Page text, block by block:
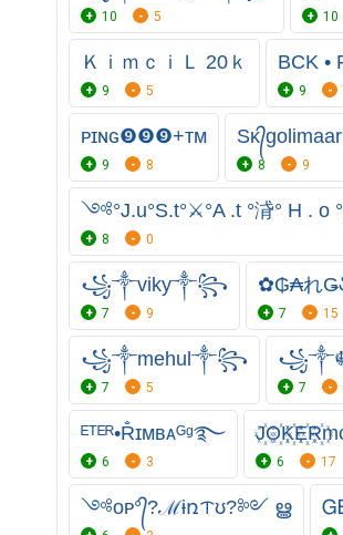
10 5 10
ＫｉｍｃｉＬ 20ｋ
9 5
BCK •
9
ᴘɪɴɢ❾❾❾+ㅤᴛᴍㅤ
9 8
Sᴋ᭄golimaar
8 9
༺°J.u°S.t°⚔°A .t °浳° H . o
8 0
꧁༒viky༒꧂
7 9
✿₲₳れ
7 15
꧁༒mehul༒꧂
7 5 7
ᴱᵀᴱᴿ•R̐ɪᴍʙᴀᴳᵍ࿐
6 3 6 17
༺ᴏᴘ°᭄?ℳɨռᝨʊ?༻ ൠ